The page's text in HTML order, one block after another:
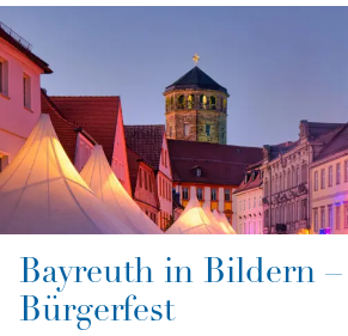
Bayreuth in Bildern –
Bürgerfest